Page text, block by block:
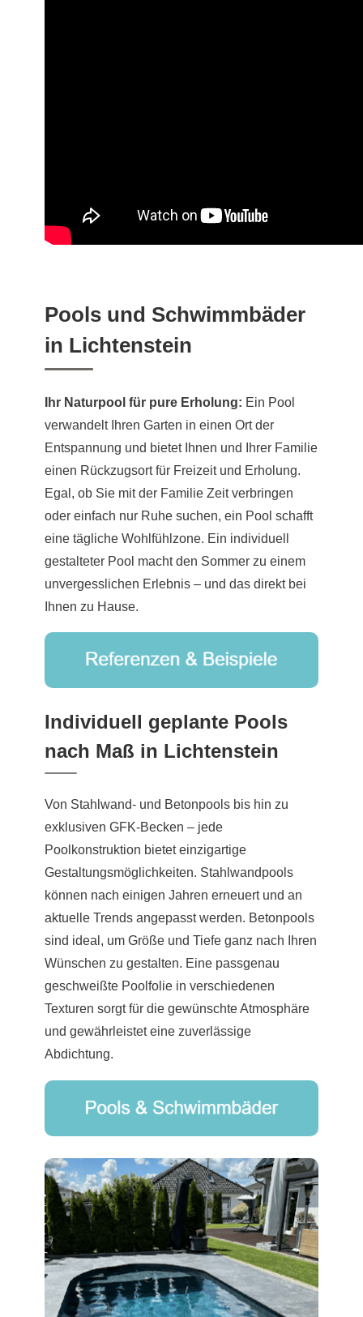
Pools und Schwimmbäder
in Lichtenstein
Ihr Naturpool für pure Erholung: Ein Pool
verwandelt Ihren Garten in einen Ort der
Entspannung und bietet Ihnen und Ihrer Familie
einen Rückzugsort für Freizeit und Erholung.
Egal, ob Sie mit der Familie Zeit verbringen
oder einfach nur Ruhe suchen, ein Pool schafft
eine tägliche Wohlfühlzone. Ein individuell
gestalteter Pool macht den Sommer zu einem
unvergesslichen Erlebnis – und das direkt bei
Ihnen zu Hause.
Individuell geplante Pools
nach Maß in Lichtenstein
Von Stahlwand- und Betonpools bis hin zu
exklusiven GFK-Becken – jede
Poolkonstruktion bietet einzigartige
Gestaltungsmöglichkeiten. Stahlwandpools
können nach einigen Jahren erneuert und an
aktuelle Trends angepasst werden. Betonpools
sind ideal, um Größe und Tiefe ganz nach Ihren
Wünschen zu gestalten. Eine passgenau
geschweißte Poolfolie in verschiedenen
Texturen sorgt für die gewünschte Atmosphäre
und gewährleistet eine zuverlässige
Abdichtung.